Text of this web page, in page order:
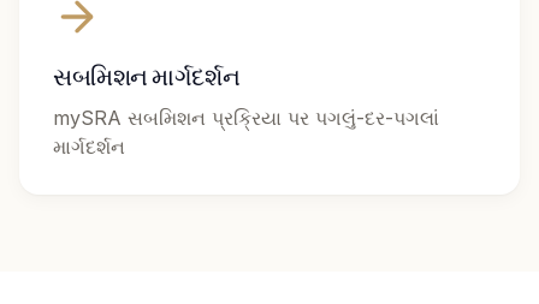
સબમિશન માર્ગદર્શન
mySRA સબમિશન પ્રક્રિયા પર પગલું-દર-પગલાં
માર્ગદર્શન